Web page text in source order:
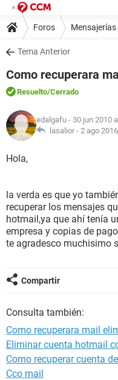
Foros Mensajerías
Tema Anterior
Como recuperara
Resuelto/Cerrado
edalgafu - 30 jun 2010
lasalior - 2 ago
Hola,
la verda es que yo
recuperar los mensajes
hotmail,ya que ahí tenía
empresa y copias de
te agradesco muchisimo
Compartir
Consulta también:
Como recuperara mail
Eliminar cuenta hotmail
Como recuperar cuenta
Cco mail